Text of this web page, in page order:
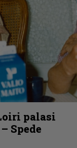
palasi
Spede